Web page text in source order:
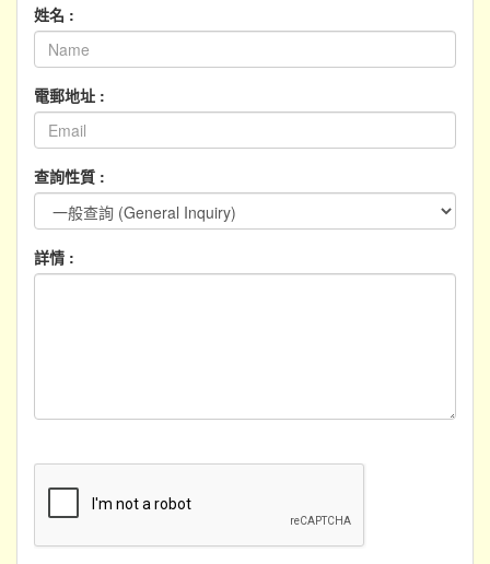
姓名 :
電郵地址 :
查詢性質 :
詳情 :